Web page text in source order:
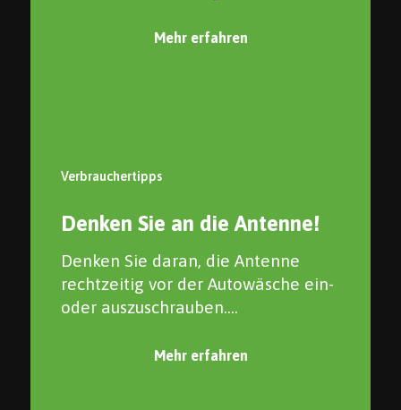
Mehr erfahren
Verbrauchertipps
Denken Sie an die Antenne!
Denken Sie daran, die Antenne
rechtzeitig vor der Autowäsche ein-
oder auszuschrauben....
Mehr erfahren